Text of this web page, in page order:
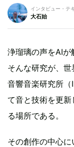
インタビュー・テ
大石始
浄瑠璃の声をAI
そんな研究が、
音響音楽研究所
て音と技術を更新
る場所である。
その創作の中心